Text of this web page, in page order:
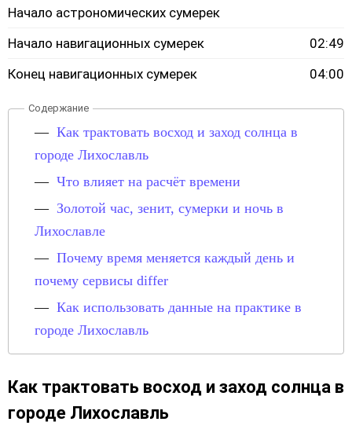
Начало астрономических сумерек
Начало навигационных сумерек
02:49
Конец навигационных сумерек
04:00
Как трактовать восход и заход солнца в
городе Лихославль
Что влияет на расчёт времени
Золотой час, зенит, сумерки и ночь в
Лихославле
Почему время меняется каждый день и
почему сервисы differ
Как использовать данные на практике в
городе Лихославль
Как трактовать восход и заход солнца в
городе Лихославль